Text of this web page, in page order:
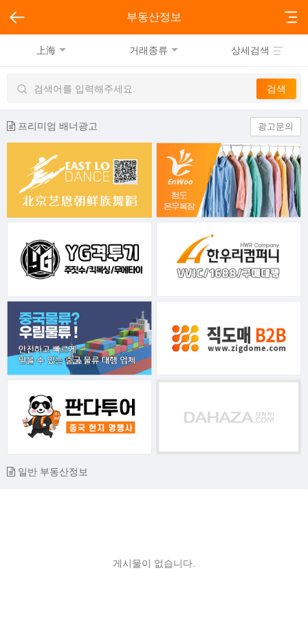
부동산정보
上海 거래종류 상세검색
프리미엄 배너광고 광고문의
일반 부동산정보
게시물이 없습니다.